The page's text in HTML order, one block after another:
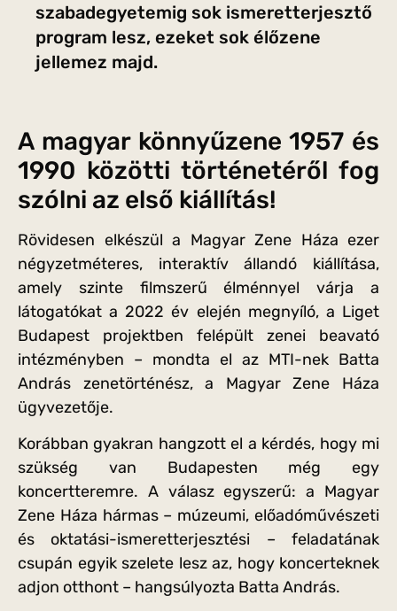
szabadegyetemig sok ismeretterjesztő
program lesz, ezeket sok élőzene
jellemez majd.
A magyar könnyűzene 1957 és
1990 közötti történetéről fog
szólni az első kiállítás!
Rövidesen elkészül a Magyar Zene Háza ezer
négyzetméteres, interaktív állandó kiállítása,
amely szinte filmszerű élménnyel várja a
látogatókat a 2022 év elején megnyíló, a Liget
Budapest projektben felépült zenei beavató
intézményben – mondta el az MTI-nek Batta
András zenetörténész, a Magyar Zene Háza
ügyvezetője.
Korábban gyakran hangzott el a kérdés, hogy mi
szükség van Budapesten még egy
koncertteremre. A válasz egyszerű: a Magyar
Zene Háza hármas – múzeumi, előadóművészeti
és oktatási-ismeretterjesztési – feladatának
csupán egyik szelete lesz az, hogy koncerteknek
adjon otthont – hangsúlyozta Batta András.